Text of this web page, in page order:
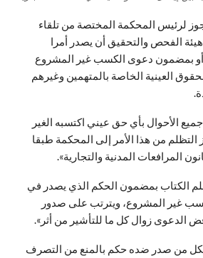
١٣، أنه يجوز لرئيس المحكمة المختصة من تلقاء
الفحص والتحقيق أن يصدر أمرا
بمضمون دعوى الكسب غير المشروع
العينية الخاصة بالمتهمين وغيرهم
الأحوال بأي حق عيني اكتسبه الغير
التظلم من هذا الأمر إلى المحكمة طبقا
المرافعات المدنية والتجارية».
الكتاب بمضمون الحكم الذي يصدر في
غير المشروع، ويترتب على صدور
الدعوى زوال كل ما للتأشير من أثر».
لكل من صدر ضده حكم بالمنع من التصرف